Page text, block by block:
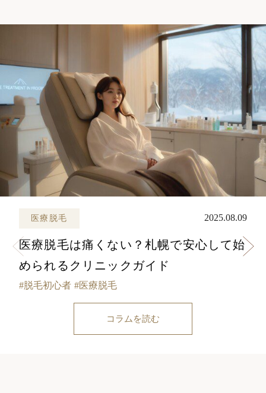
医療脱毛 2025.08.09
医療脱毛は痛くない？札幌で安心して始
められるクリニックガイド
脱毛初心者 医療脱毛
コラムを読む